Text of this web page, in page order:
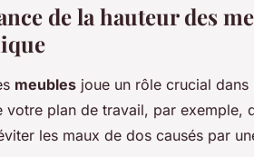
de la hauteur des
meubles joue un rôle crucial dans
votre plan de travail, par
les maux de dos causés par